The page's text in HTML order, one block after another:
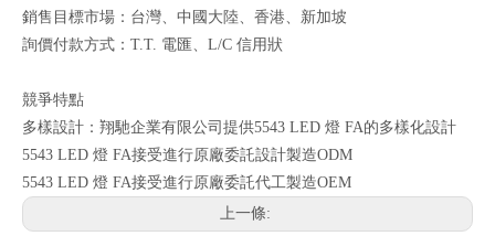
銷售目標市場：台灣、中國大陸、香港、新加坡
詢價付款方式：T.T. 電匯、L/C 信用狀
競爭特點
多樣設計：翔馳企業有限公司提供5543 LED 燈 FA的多樣化設計
5543 LED 燈 FA接受進行原廠委託設計製造ODM
5543 LED 燈 FA接受進行原廠委託代工製造OEM
上一條: